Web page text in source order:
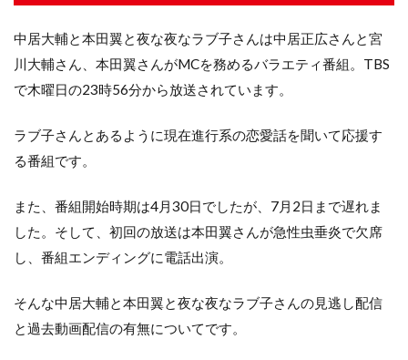
中居大輔と本田翼と夜な夜なラブ子さんは中居正広さんと宮
川大輔さん、本田翼さんがMCを務めるバラエティ番組。TBS
で木曜日の23時56分から放送されています。
ラブ子さんとあるように現在進行系の恋愛話を聞いて応援す
る番組です。
また、番組開始時期は4月30日でしたが、7月2日まで遅れま
した。そして、初回の放送は本田翼さんが急性虫垂炎で欠席
し、番組エンディングに電話出演。
そんな中居大輔と本田翼と夜な夜なラブ子さんの見逃し配信
と過去動画配信の有無についてです。